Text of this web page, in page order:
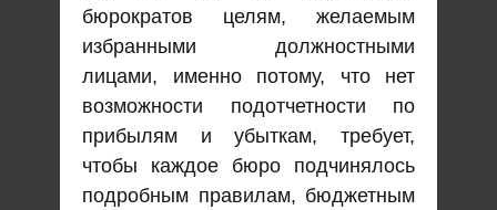
бюрократов целям, желаемым
избранными должностными
лицами, именно потому, что нет
возможности подотчетности по
прибылям и убыткам, требует,
чтобы каждое бюро подчинялось
подробным правилам, бюджетным